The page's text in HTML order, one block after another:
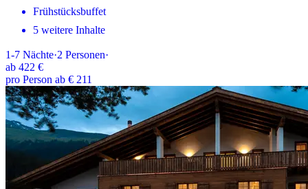
Frühstücksbuffet
5 weitere Inhalte
1-7 Nächte·2 Personen·
ab 422 €
pro Person ab € 211